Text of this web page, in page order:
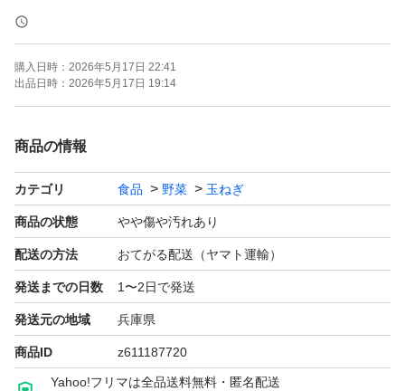
今日採れたてを、24時間以内に発送します。
見た目に少しキズや変形があるため「わけあり」ですが、
味はしっかり甘く、美味しい玉ねぎです。
スライスでもみずみずしい。
スープや丸ごとレンジ調理にもおすすめです。
20箱限定のため、なくなり次第終了になります。
購入日時： 2026年5月17日 22:41
出品日時： 2026年5月17日 19:14
商品の情報
カテゴリ 食品 野菜 玉ねぎ
商品の状態 やや傷や汚れあり
配送の方法 おてがる配送（ヤマト運輸）
発送までの日数 1〜2日で発送
発送元の地域 兵庫県
商品ID z611187720
Yahoo!フリマは全品送料無料・匿名配送